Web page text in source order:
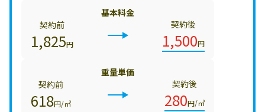
基本料金
契約前
1,825円
契約後
1,500円
重量単価
契約前
618円/㎥
契約後
280円/㎥